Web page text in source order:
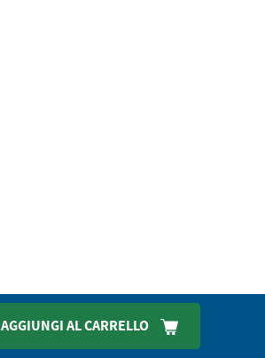
AGGIUNGI AL CARRELLO